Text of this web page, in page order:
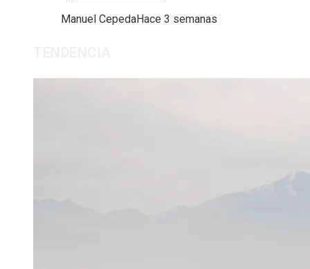
Manuel CepedaHace 3 semanas